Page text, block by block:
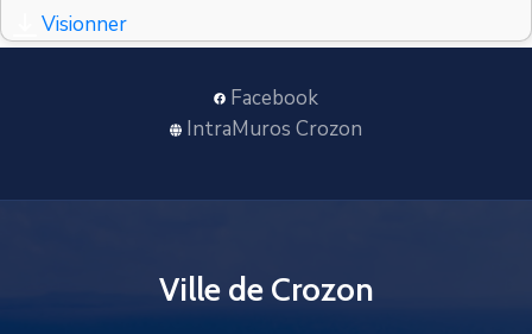
Visionner
Facebook
IntraMuros Crozon
Ville de Crozon